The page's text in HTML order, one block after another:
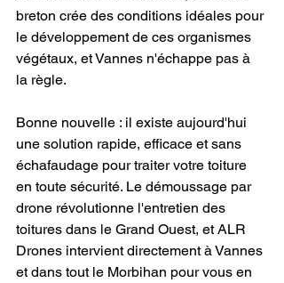
breton crée des conditions idéales pour
le développement de ces organismes
végétaux, et Vannes n'échappe pas à
la règle.
Bonne nouvelle : il existe aujourd'hui
une solution rapide, efficace et sans
échafaudage pour traiter votre toiture
en toute sécurité. Le démoussage par
drone révolutionne l'entretien des
toitures dans le Grand Ouest, et ALR
Drones intervient directement à Vannes
et dans tout le Morbihan pour vous en